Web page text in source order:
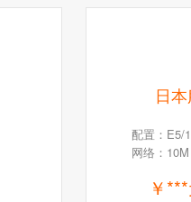
日
配置：E5/
网络：
￥